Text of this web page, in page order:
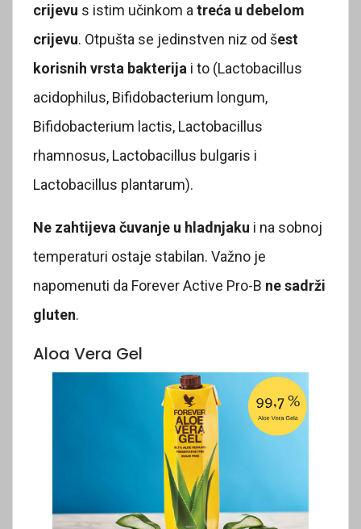
crijevu s istim učinkom a treća u debelom
crijevu. Otpušta se jedinstven niz od šest
korisnih vrsta bakterija i to (Lactobacillus
acidophilus, Bifidobacterium longum,
Bifidobacterium lactis, Lactobacillus
rhamnosus, Lactobacillus bulgaris i
Lactobacillus plantarum).
Ne zahtijeva čuvanje u hladnjaku i na sobnoj
temperaturi ostaje stabilan. Važno je
napomenuti da Forever Active Pro-B ne sadrži
gluten.
Aloa Vera Gel